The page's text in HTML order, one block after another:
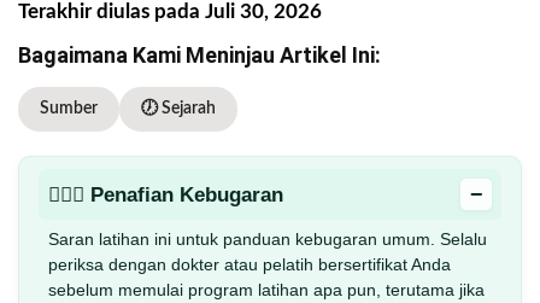
Terakhir diulas pada Juli 30, 2026
Bagaimana Kami Meninjau Artikel Ini:
Sumber 🕖 Sejarah
🏋🏻‍♂️ Penafian Kebugaran −
Saran latihan ini untuk panduan kebugaran umum. Selalu
periksa dengan dokter atau pelatih bersertifikat Anda
sebelum memulai program latihan apa pun, terutama jika